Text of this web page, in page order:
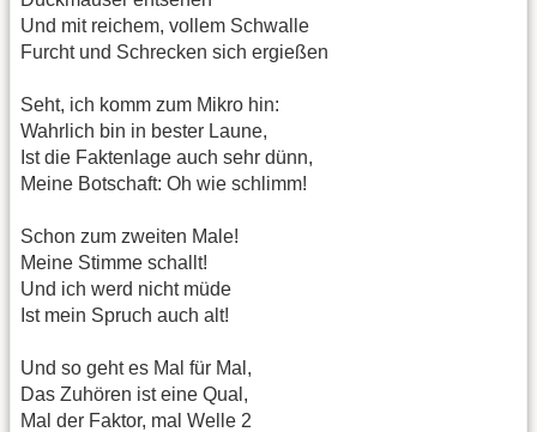
Und mit reichem, vollem Schwalle
Furcht und Schrecken sich ergießen
Seht, ich komm zum Mikro hin:
Wahrlich bin in bester Laune,
Ist die Faktenlage auch sehr dünn,
Meine Botschaft: Oh wie schlimm!
Schon zum zweiten Male!
Meine Stimme schallt!
Und ich werd nicht müde
Ist mein Spruch auch alt!
Und so geht es Mal für Mal,
Das Zuhören ist eine Qual,
Mal der Faktor, mal Welle 2